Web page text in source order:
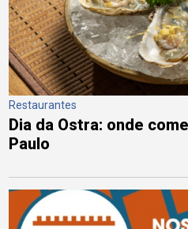
Restaurantes
Dia da Ostra: onde
Paulo